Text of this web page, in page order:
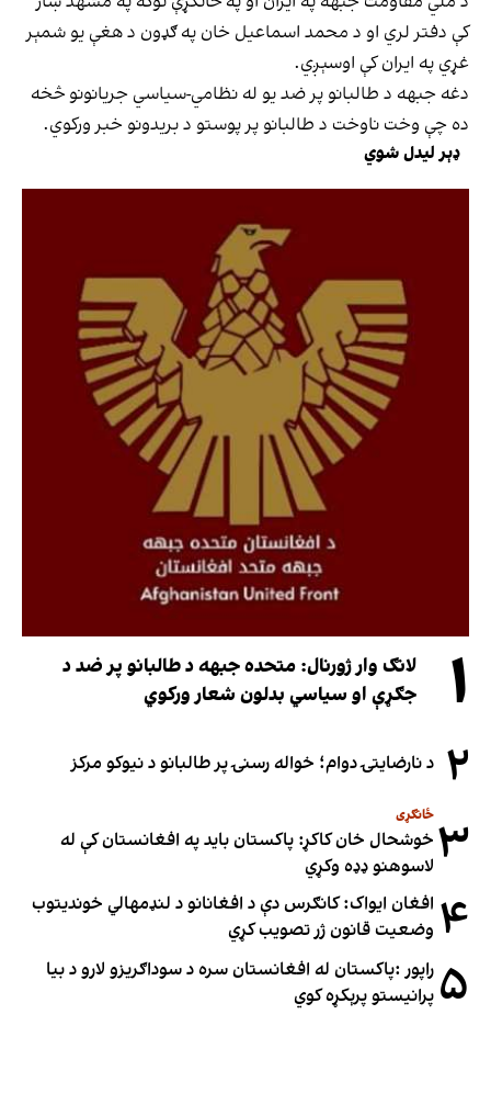
کې دفتر لري او د محمد اسماعیل خان په ګډون د هغې یو شمېر
غړي په ایران کې اوسېږي.
دغه جبهه د طالبانو پر ضد یو له نظامي-سیاسي جریانونو څخه
ده چې وخت ناوخت د طالبانو پر پوستو د بریدونو خبر ورکوي.
ډېر لیدل شوي
۱
لانګ وار ژورنال: متحده جبهه د طالبانو پر ضد د
جګړې او سیاسي بدلون شعار ورکوي
۲ د نارضایتۍ دوام؛ خواله رسنۍ پر طالبانو د نیوکو مرکز
۳ ځانګړی
خوشحال خان کاکړ: پاکستان بايد په افغانستان کې له
لاسوهنو ډډه وکړي
۴ افغان ایواک: کانګرس دې د افغانانو د لنډمهالي خوندیتوب
وضعیت قانون ژر تصویب کړي
۵ راپور :پاکستان له افغانستان سره د سوداګریزو لارو د بیا
پرانیستو پرېکړه کوي